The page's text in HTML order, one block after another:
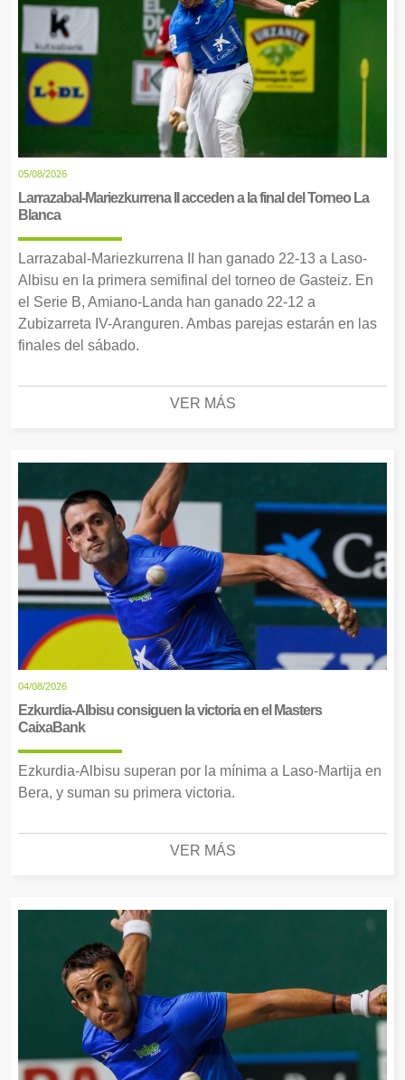
05/08/2026
Larrazabal-Mariezkurrena II acceden a la final del Torneo La
Blanca
Larrazabal-Mariezkurrena II han ganado 22-13 a Laso-
Albisu en la primera semifinal del torneo de Gasteiz. En
el Serie B, Amiano-Landa han ganado 22-12 a
Zubizarreta IV-Aranguren. Ambas parejas estarán en las
finales del sábado.
VER MÁS
04/08/2026
Ezkurdia-Albisu consiguen la victoria en el Masters
CaixaBank
Ezkurdia-Albisu superan por la mínima a Laso-Martija en
Bera, y suman su primera victoria.
VER MÁS